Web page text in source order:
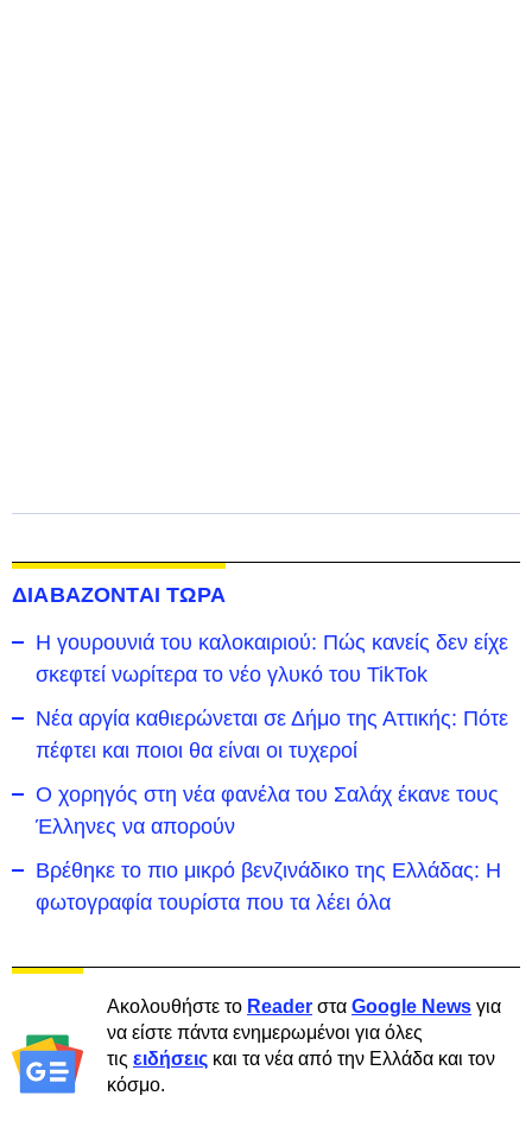
ΔΙΑΒΑΖΟΝΤΑΙ ΤΩΡΑ
Η γουρουνιά του καλοκαιριού: Πώς κανείς δεν είχε
σκεφτεί νωρίτερα το νέο γλυκό του TikTok
Νέα αργία καθιερώνεται σε Δήμο της Αττικής: Πότε
πέφτει και ποιοι θα είναι οι τυχεροί
Ο χορηγός στη νέα φανέλα του Σαλάχ έκανε τους
Έλληνες να απορούν
Βρέθηκε το πιο μικρό βενζινάδικο της Ελλάδας: Η
φωτογραφία τουρίστα που τα λέει όλα
Ακολουθήστε το Reader στα Google News για
να είστε πάντα ενημερωμένοι για όλες
τις ειδήσεις και τα νέα από την Ελλάδα και τον
κόσμο.